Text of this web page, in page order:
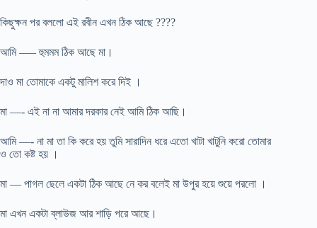
কিছুক্ষন পর বললো এই রবীন এখন ঠিক আছে ????
আমি —– হুমমম ঠিক আছে মা।
দাও মা তোমাকে একটু মালিশ করে দিই ।
মা —- এই না না আমার দরকার নেই আমি ঠিক আছি।
আমি —- না মা তা কি করে হয় তুমি সারাদিন ধরে এতো খাটা খাটুনি করো তোমার
ও তো কষ্ট হয় ।
মা — পাগল ছেলে একটা ঠিক আছে নে কর বলেই মা উপুর হয়ে শুয়ে পরলো ।
মা এখন একটা ব্লাউজ আর শাড়ি পরে আছে।